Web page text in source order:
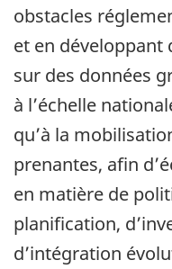
obstacles
et en développant
sur des données
à l’échelle
qu’à la
prenantes, afin
en matière de
planification,
d’intégration